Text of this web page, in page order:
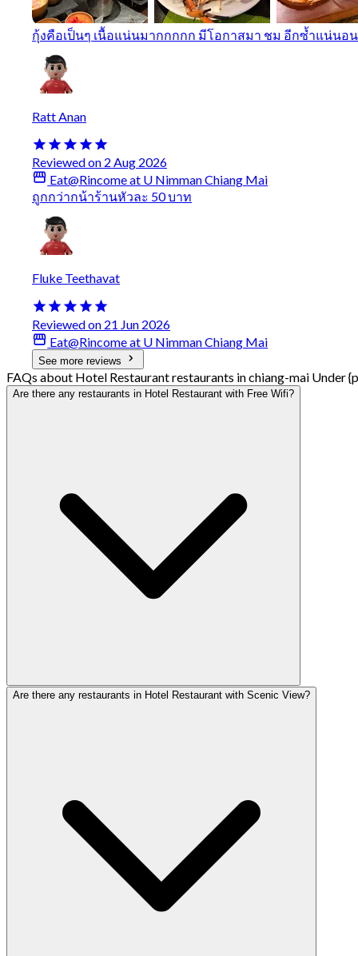
กุ้งคือเป็นๆ เนื้อแน่นมากกกกก มีโอกาสมา ชม อีกซ้ำแน่นอน
Ratt Anan
Reviewed on 2 Aug 2026
Eat@Rincome at U Nimman Chiang Mai
ถูกกว่ากน้าร้านหัวละ 50 บาท
Fluke Teethavat
Reviewed on 21 Jun 2026
Eat@Rincome at U Nimman Chiang Mai
See more reviews
FAQs about Hotel Restaurant restaurants in chiang-mai Under
Are there any restaurants in Hotel Restaurant with Free Wifi?
Are there any restaurants in Hotel Restaurant with Scenic View?